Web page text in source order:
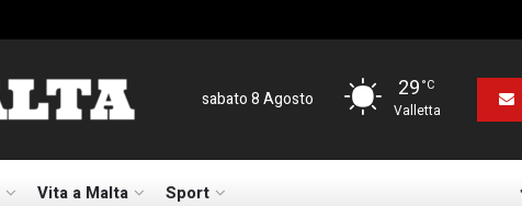
sabato 8 Agosto 29°C
Valletta
Vita a Malta Sport